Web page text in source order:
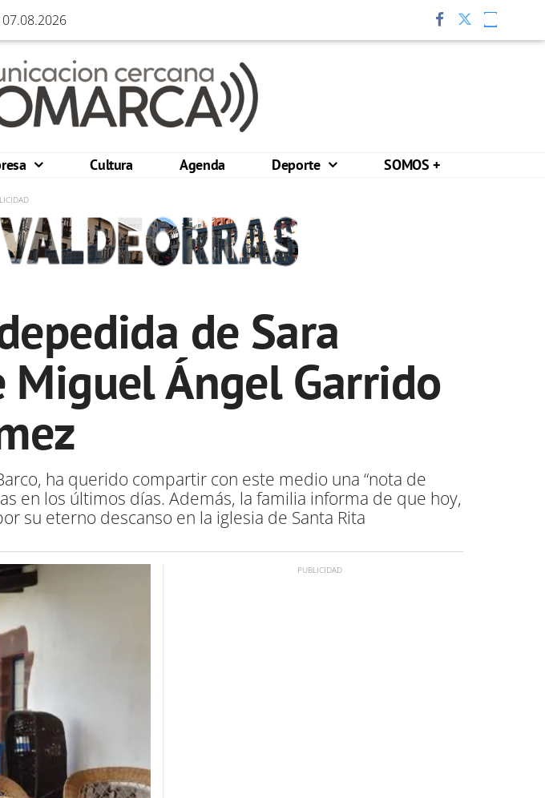
07.08.2026
Cultura Agenda Deporte SOMOS +
de Sara
Ángel Garrido
ha querido compartir con este medio una “nota de
en los últimos días. Además, la familia informa de que hoy,
su eterno descanso en la iglesia de Santa Rita